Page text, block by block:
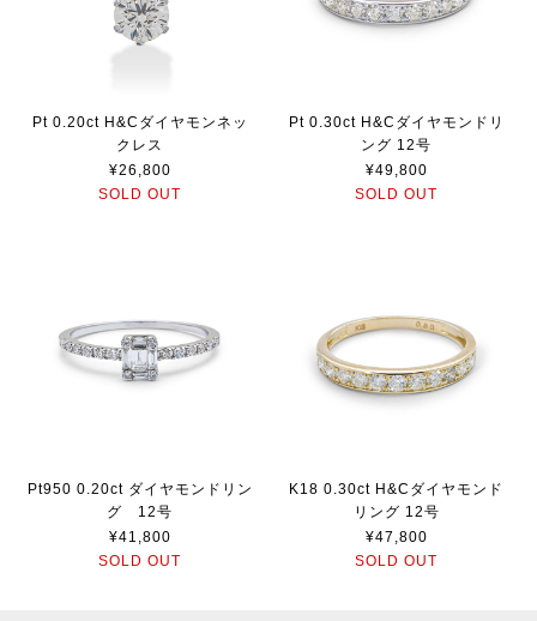
Pt 0.20ct H&Cダイヤモンネッ
クレス
¥26,800
SOLD OUT
Pt 0.30ct H&Cダイヤモンドリ
ング 12号
¥49,800
SOLD OUT
Pt950 0.20ct ダイヤモンドリン
グ 12号
¥41,800
SOLD OUT
K18 0.30ct H&Cダイヤモンド
リング 12号
¥47,800
SOLD OUT